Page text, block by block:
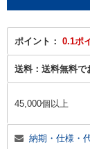
ポイント： 0.1ポ
送料： 送料無料で
45,000個以上
納期・仕様・